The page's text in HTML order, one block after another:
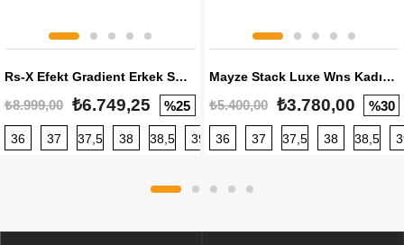
Rs-X Efekt Gradient Erkek Sneaker
₺8.999,00 ₺6.749,25 %25
36 37 37,5 38 38,5 39 40 40,5 41 42 42,5
Mayze Stack Luxe Wns Kadın Sneaker
₺5.400,00 ₺3.780,00 %30
36 37 37,5 38 38,5